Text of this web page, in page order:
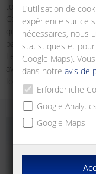
tout en répondant aux
Contrairement aux
quatre paires de
paire de conducteurs.
Les connecteurs selon
avancée technologique
L'utilisation de
expérience sur ce
nécessaires, nous
statistiques et pour
Google Maps).
dans notreavis de
Erforderliche
Google Analytics
Google Maps